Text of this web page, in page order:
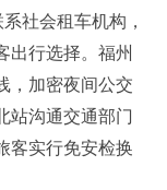
社会租车机构，
出行选择。福州
，加密夜间公交
站沟通交通部门
客实行免安检换